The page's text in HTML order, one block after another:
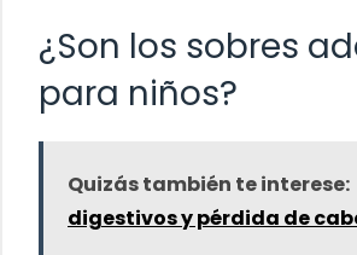
¿Son los sobres
para niños?
Quizás también te interese:
digestivos y pérdida de